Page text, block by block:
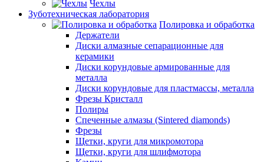
Чехлы
Зуботехническая лаборатория
Полировка и обработка
Держатели
Диски алмазные сепарационные для
керамики
Диски корундовые армированные для
металла
Диски корундовые для пластмассы, металла
Фрезы Кристалл
Полиры
Спеченные алмазы (Sintered diamonds)
Фрезы
Щетки, круги для микромотора
Щетки, круги для шлифмотора